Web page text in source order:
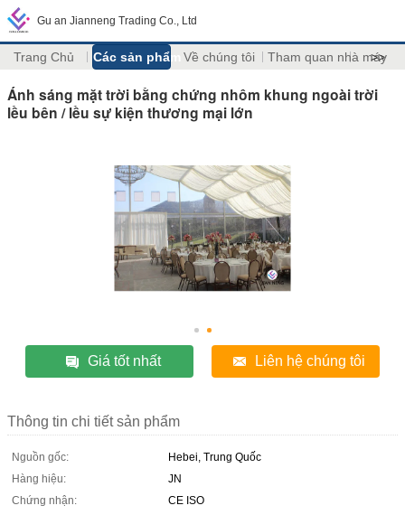
Gu an Jianneng Trading Co., Ltd
Trang Chủ Các sản phẩm Về chúng tôi Tham quan nhà máy
>>
Ánh sáng mặt trời bằng chứng nhôm khung ngoài trời
lều bên / lều sự kiện thương mại lớn
Giá tốt nhất Liên hệ chúng tôi
Thông tin chi tiết sản phẩm
Nguồn gốc:
Hebei, Trung Quốc
Hàng hiệu:
JN
Chứng nhận:
CE ISO